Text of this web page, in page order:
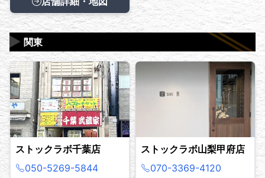
関東
▶
ストックラボ千葉店
050-5269-5844
ストックラボ山梨甲府店
070-3369-4120